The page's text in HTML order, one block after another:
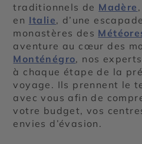
traditionnels de Madère
en Italie, d’une
monastères des
aventure au cœur des
Monténégro, nos
à chaque étape de la
voyage. Ils prennent le
avec vous afin de
votre budget, vos
envies d’évasion.